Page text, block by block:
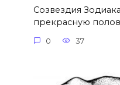
Созвездия
прекрасную
0 37